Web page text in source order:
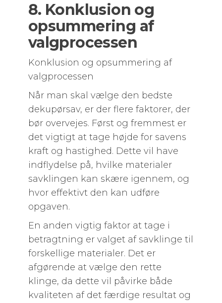
8. Konklusion og
opsummering af
valgprocessen
Konklusion og opsummering af
valgprocessen
Når man skal vælge den bedste
dekupørsav, er der flere faktorer, der
bør overvejes. Først og fremmest er
det vigtigt at tage højde for savens
kraft og hastighed. Dette vil have
indflydelse på, hvilke materialer
savklingen kan skære igennem, og
hvor effektivt den kan udføre
opgaven.
En anden vigtig faktor at tage i
betragtning er valget af savklinge til
forskellige materialer. Det er
afgørende at vælge den rette
klinge, da dette vil påvirke både
kvaliteten af det færdige resultat og